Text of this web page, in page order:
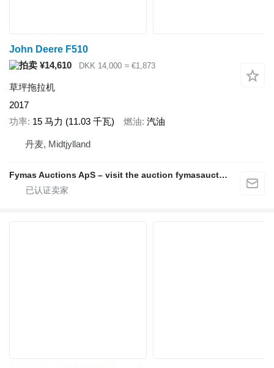
John Deere F510
¥14,610
DKK 14,000 ≈ €1,873
草坪拖拉机
2017
功率 15 马力 (11.03 千瓦) 燃油 汽油
丹麦, Midtjylland
Fymas Auctions ApS – visit the auction fymasauctions.dk